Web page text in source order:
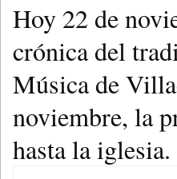
Hoy 22 de
crónica del
Música de
noviembre, la
hasta la iglesia.